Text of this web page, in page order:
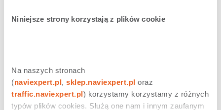
Niniejsze strony korzystają z plików cookie
Na naszych stronach
(naviexpert.pl sklep.naviexpert.pl
traffic.naviexpert.pl) korzystamy korzystamy z różnych
typów plików cookies. Służą one nam i innym zaufanym